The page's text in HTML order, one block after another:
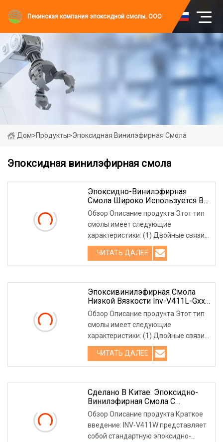
Пекинская компания эпоксидной смолы, ООО
Дом>Продукты>Эпоксидная Винилэфирная Смола
Эпоксидная винилэфирная смола
Эпоксидно-Винилэфирная
Смола Широко Используется В
Химическом Машиностроении
И Промышленных Трубах,
Резервуарах, Башнях,
Резервуарах, Бассейнах И Т. Д.
Обзор Описание продукта Этот тип
смолы имеет следующие
характеристики: (1) Двойные связи
на обоих концах молекулярной це
ЧИТАТЬ ДАЛЕЕ
Эпоксивинилэфирная Смола
Низкой Вязкости Inv-V411L-Gxx
Для Вакуумного Литья Под
Давлением
Обзор Описание продукта Этот тип
смолы имеет следующие
характеристики: (1) Двойные связи
на обоих концах молекулярной це
ЧИТАТЬ ДАЛЕЕ
Сделано В Китае. Эпоксидно-
Винилэфирная Смола С
Отличной Защитой От Коррозии.
Обзор Описание продукта Краткое
введение: INV-V411W представляет
собой стандартную эпоксидно-